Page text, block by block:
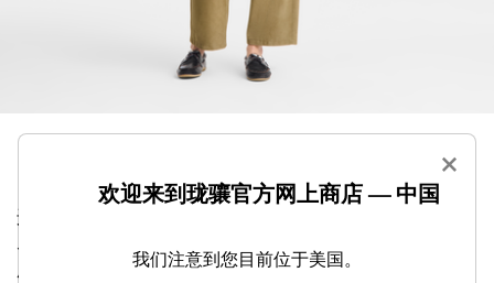
这款 Le Pliage Xtra 手袋装点旅行灵感标志性细节，
尽显不凡格调。甄选牛皮匠心打造，饰以 Longchamp
压花贴饰，设计灵感源于护照印章，唤起对度假出行
×
欢迎来到珑骧官方网上商店 — 中国
我们注意到您目前位于美国。